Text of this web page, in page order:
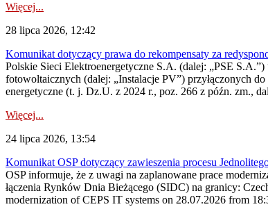
Więcej...
28 lipca 2026, 12:42
Komunikat dotyczący prawa do rekompensaty za
Polskie Sieci Elektroenergetyczne S.A. (dalej: „PSE
fotowoltaicznych (dalej: „Instalacje PV”) przyłączonych
energetyczne (t. j. Dz.U. z 2024 r., poz. 266 z późn. zm.,
Więcej...
24 lipca 2026, 13:54
Komunikat OSP dotyczący zawieszenia procesu
OSP informuje, że z uwagi na zaplanowane prace
łączenia Rynków Dnia Bieżącego (SIDC) na granicy:
modernization of CEPS IT systems on 28.07.2026 from